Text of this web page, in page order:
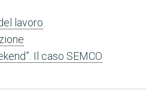
lavoro
Il caso SEMCO